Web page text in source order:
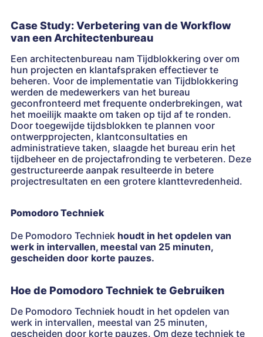
Case Study: Verbetering van de Workflow
van een Architectenbureau
Een architectenbureau nam Tijdblokkering over om
hun projecten en klantafspraken effectiever te
beheren. Voor de implementatie van Tijdblokkering
werden de medewerkers van het bureau
geconfronteerd met frequente onderbrekingen, wat
het moeilijk maakte om taken op tijd af te ronden.
Door toegewijde tijdsblokken te plannen voor
ontwerpprojecten, klantconsultaties en
administratieve taken, slaagde het bureau erin het
tijdbeheer en de projectafronding te verbeteren. Deze
gestructureerde aanpak resulteerde in betere
projectresultaten en een grotere klanttevredenheid.
Pomodoro Techniek
De Pomodoro Techniek houdt in het opdelen van
werk in intervallen, meestal van 25 minuten,
gescheiden door korte pauzes.
Hoe de Pomodoro Techniek te Gebruiken
De Pomodoro Techniek houdt in het opdelen van
werk in intervallen, meestal van 25 minuten,
gescheiden door korte pauzes. Om deze techniek te